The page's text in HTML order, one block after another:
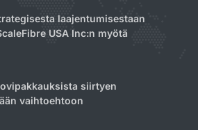
laajentumisestaan
USA Inc:n myötä
siirtyen
vaihtoehtoon